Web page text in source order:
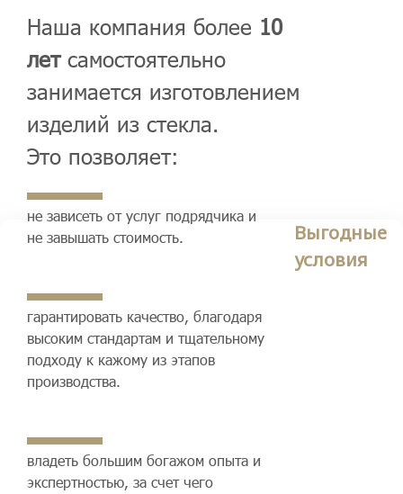
Наша компания более 10
летсамостоятельно
занимается изготовлением
изделий из стекла.
Это позволяет:
не зависеть от услуг подрядчика и
не завышать стоимость.
гарантировать качество, благодаря
высоким стандартам и тщательному
подходу к кажому из этапов
производства.
владеть большим богажом опыта и
экспертностью, за счет чего
Выгодные
условия